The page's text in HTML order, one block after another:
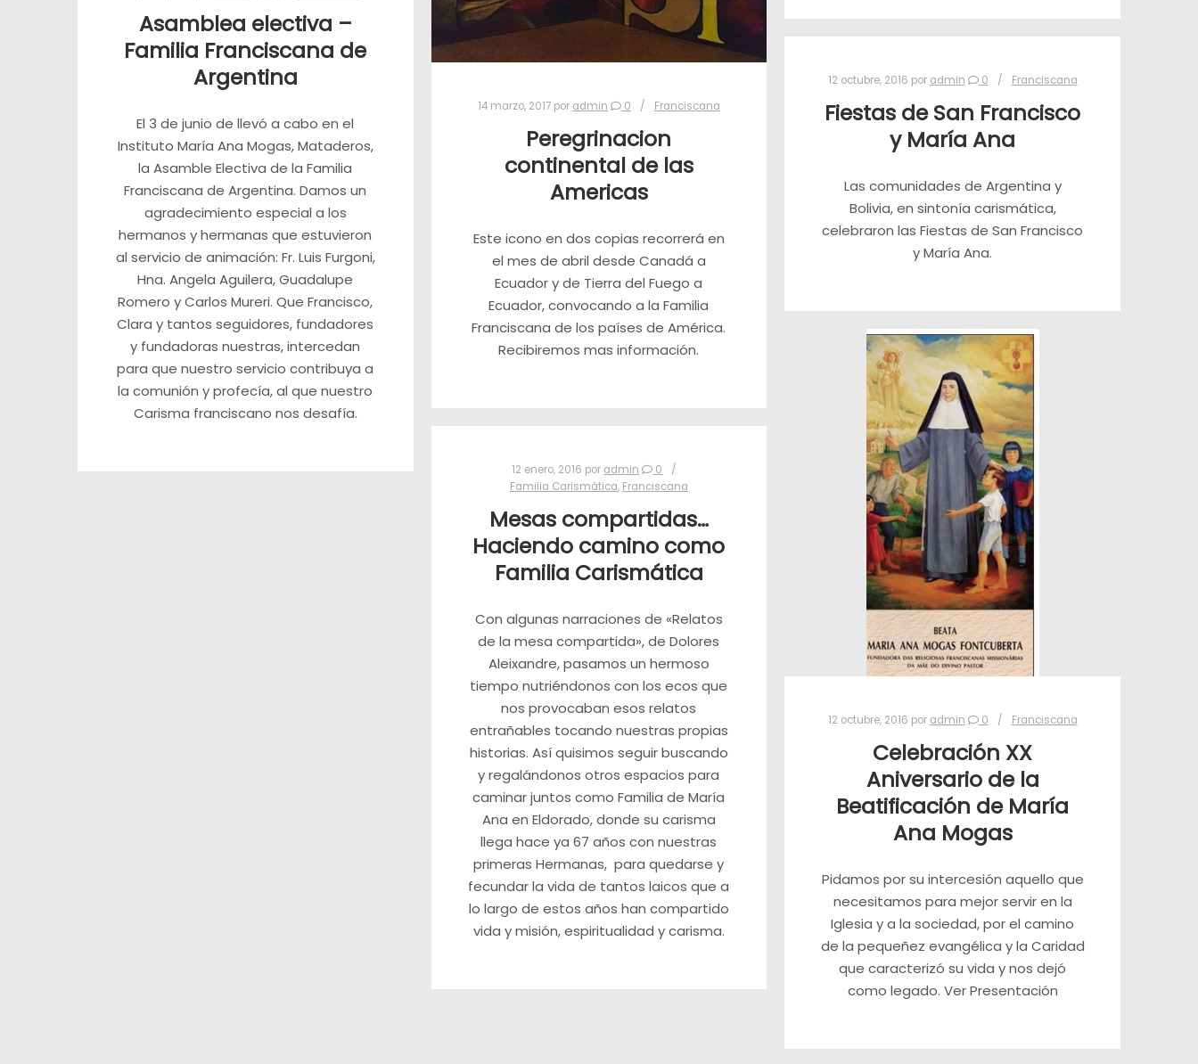
Asamblea electiva –
Familia Franciscana de
Argentina
El 3 de junio de llevó a cabo en el
Instituto María Ana Mogas, Mataderos,
la Asamble Electiva de la Familia
Franciscana de Argentina. Damos un
agradecimiento especial a los
hermanos y hermanas que estuvieron
al servicio de animación: Fr. Luis Furgoni,
Hna. Angela Aguilera, Guadalupe
Romero y Carlos Mureri. Que Francisco,
Clara y tantos seguidores, fundadores
y fundadoras nuestras, intercedan
para que nuestro servicio contribuya a
la comunión y profecía, al que nuestro
Carisma franciscano nos desafía.
14 marzo, 2017por admin 0 Franciscana
Peregrinacion
continental de las
Americas
Este icono en dos copias recorrerá en
el mes de abril desde Canadá a
Ecuador y de Tierra del Fuego a
Ecuador, convocando a la Familia
Franciscana de los países de América.
Recibiremos mas información.
12 octubre, 2016 por admin 0 Franciscana
Fiestas de San Francisco
y María Ana
Las comunidades de Argentina y
Bolivia, en sintonía carismática,
celebraron las Fiestas de San Francisco
y María Ana.
12 octubre, 2016 por admin 0 Franciscana
Celebración XX
Aniversario de la
Beatificación de María
Ana Mogas
Pidamos por su intercesión aquello que
necesitamos para mejor servir en la
Iglesia y a la sociedad, por el camino
de la pequeñez evangélica y la Caridad
que caracterizó su vida y nos dejó
como legado. Ver Presentación
12 enero, 2016 por admin
0
Familia Carismática, Franciscana
Mesas compartidas…
Haciendo camino como
Familia Carismática
Con algunas narraciones de «Relatos
de la mesa compartida», de Dolores
Aleixandre, pasamos un hermoso
tiempo nutriéndonos con los ecos que
nos provocaban esos relatos
entrañables tocando nuestras propias
historias. Así quisimos seguir buscando
y regalándonos otros espacios para
caminar juntos como Familia de María
Ana en Eldorado, donde su carisma
llega hace ya 67 años con nuestras
primeras Hermanas, para quedarse y
fecundar la vida de tantos laicos que a
lo largo de estos años han compartido
vida y misión, espiritualidad y carisma.